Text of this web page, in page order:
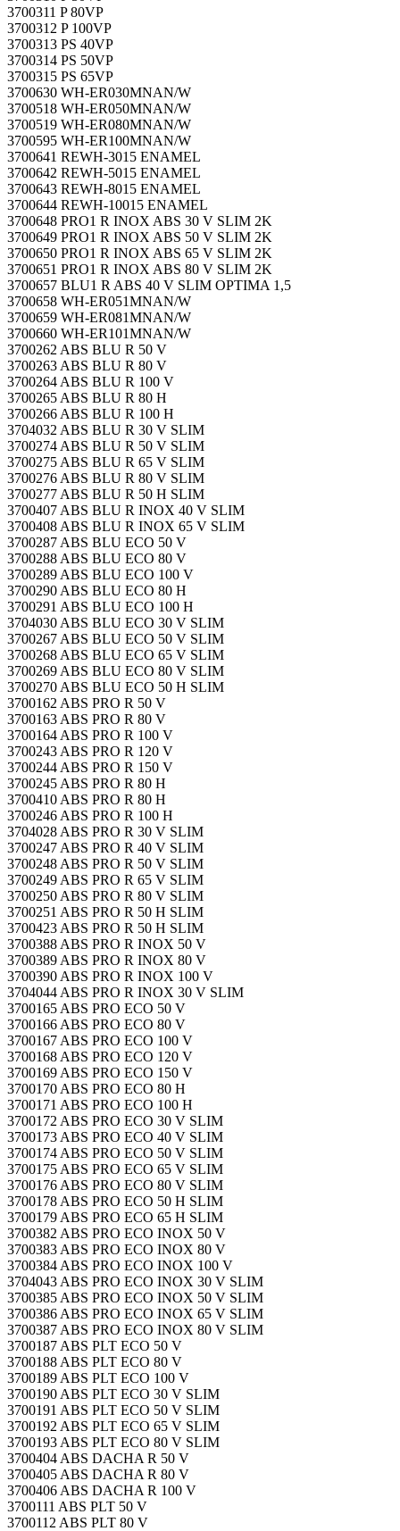
3700311 P 80VP
3700312 P 100VP
3700313 PS 40VP
3700314 PS 50VP
3700315 PS 65VP
3700630 WH-ER030MNAN/W
3700518 WH-ER050MNAN/W
3700519 WH-ER080MNAN/W
3700595 WH-ER100MNAN/W
3700641 REWH-3015 ENAMEL
3700642 REWH-5015 ENAMEL
3700643 REWH-8015 ENAMEL
3700644 REWH-10015 ENAMEL
3700648 PRO1 R INOX ABS 30 V SLIM 2K
3700649 PRO1 R INOX ABS 50 V SLIM 2K
3700650 PRO1 R INOX ABS 65 V SLIM 2K
3700651 PRO1 R INOX ABS 80 V SLIM 2K
3700657 BLU1 R ABS 40 V SLIM OPTIMA 1,5
3700658 WH-ER051MNAN/W
3700659 WH-ER081MNAN/W
3700660 WH-ER101MNAN/W
3700262 ABS BLU R 50 V
3700263 ABS BLU R 80 V
3700264 ABS BLU R 100 V
3700265 ABS BLU R 80 H
3700266 ABS BLU R 100 H
3704032 ABS BLU R 30 V SLIM
3700274 ABS BLU R 50 V SLIM
3700275 ABS BLU R 65 V SLIM
3700276 ABS BLU R 80 V SLIM
3700277 ABS BLU R 50 H SLIM
3700407 ABS BLU R INOX 40 V SLIM
3700408 ABS BLU R INOX 65 V SLIM
3700287 ABS BLU ECO 50 V
3700288 ABS BLU ECO 80 V
3700289 ABS BLU ECO 100 V
3700290 ABS BLU ECO 80 H
3700291 ABS BLU ECO 100 H
3704030 ABS BLU ECO 30 V SLIM
3700267 ABS BLU ECO 50 V SLIM
3700268 ABS BLU ECO 65 V SLIM
3700269 ABS BLU ECO 80 V SLIM
3700270 ABS BLU ECO 50 H SLIM
3700162 ABS PRO R 50 V
3700163 ABS PRO R 80 V
3700164 ABS PRO R 100 V
3700243 ABS PRO R 120 V
3700244 ABS PRO R 150 V
3700245 ABS PRO R 80 H
3700410 ABS PRO R 80 H
3700246 ABS PRO R 100 H
3704028 ABS PRO R 30 V SLIM
3700247 ABS PRO R 40 V SLIM
3700248 ABS PRO R 50 V SLIM
3700249 ABS PRO R 65 V SLIM
3700250 ABS PRO R 80 V SLIM
3700251 ABS PRO R 50 H SLIM
3700423 ABS PRO R 50 H SLIM
3700388 ABS PRO R INOX 50 V
3700389 ABS PRO R INOX 80 V
3700390 ABS PRO R INOX 100 V
3704044 ABS PRO R INOX 30 V SLIM
3700165 ABS PRO ECO 50 V
3700166 ABS PRO ECO 80 V
3700167 ABS PRO ECO 100 V
3700168 ABS PRO ECO 120 V
3700169 ABS PRO ECO 150 V
3700170 ABS PRO ECO 80 H
3700171 ABS PRO ECO 100 H
3700172 ABS PRO ECO 30 V SLIM
3700173 ABS PRO ECO 40 V SLIM
3700174 ABS PRO ECO 50 V SLIM
3700175 ABS PRO ECO 65 V SLIM
3700176 ABS PRO ECO 80 V SLIM
3700178 ABS PRO ECO 50 H SLIM
3700179 ABS PRO ECO 65 H SLIM
3700382 ABS PRO ECO INOX 50 V
3700383 ABS PRO ECO INOX 80 V
3700384 ABS PRO ECO INOX 100 V
3704043 ABS PRO ECO INOX 30 V SLIM
3700385 ABS PRO ECO INOX 50 V SLIM
3700386 ABS PRO ECO INOX 65 V SLIM
3700387 ABS PRO ECO INOX 80 V SLIM
3700187 ABS PLT ECO 50 V
3700188 ABS PLT ECO 80 V
3700189 ABS PLT ECO 100 V
3700190 ABS PLT ECO 30 V SLIM
3700191 ABS PLT ECO 50 V SLIM
3700192 ABS PLT ECO 65 V SLIM
3700193 ABS PLT ECO 80 V SLIM
3700404 ABS DACHA R 50 V
3700405 ABS DACHA R 80 V
3700406 ABS DACHA R 100 V
3700111 ABS PLT 50 V
3700112 ABS PLT 80 V